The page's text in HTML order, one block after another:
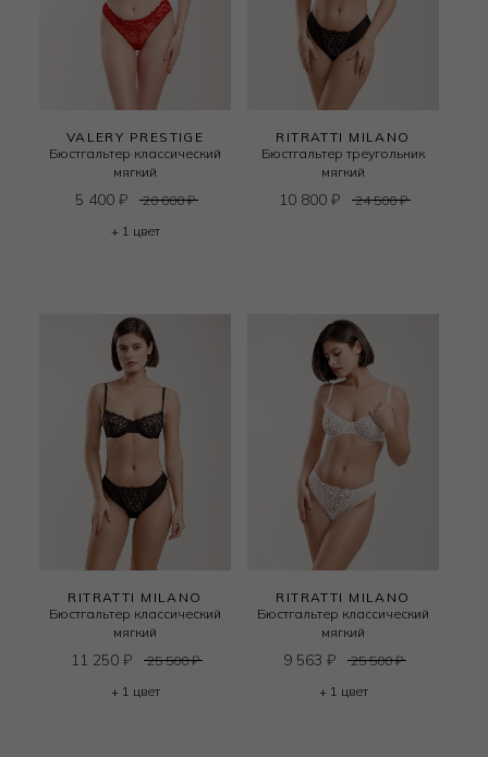
VALERY PRESTIGE
Бюстгальтер классический
мягкий
5 400 ₽ 20 000₽
+ 1 цвет
RITRATTI MILANO
Бюстгальтер треугольник
мягкий
10 800 ₽ 24 500₽
RITRATTI MILANO
Бюстгальтер классический
мягкий
11 250 ₽ 25 500₽
+ 1 цвет
RITRATTI MILANO
Бюстгальтер классический
мягкий
9 563 ₽ 25 500₽
+ 1 цвет